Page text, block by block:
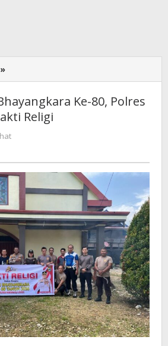
»
HUT
Bhayangkara
Ke-
80,
Polres
Religi
Ke-80, Polres
Religi